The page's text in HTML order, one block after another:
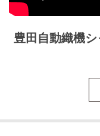
豊田自動織機